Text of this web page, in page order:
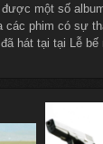
một số
các phim có sự
hát tại tại Lễ